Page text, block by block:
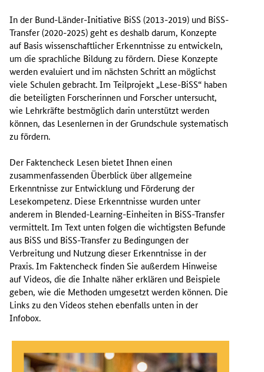
In der Bund-Länder-Initiative BiSS (2013-2019) und BiSS-
Transfer (2020-2025) geht es deshalb darum, Konzepte
auf Basis wissenschaftlicher Erkenntnisse zu entwickeln,
um die sprachliche Bildung zu fördern. Diese Konzepte
werden evaluiert und im nächsten Schritt an möglichst
viele Schulen gebracht. Im Teilprojekt „Lese-BiSS“ haben
die beteiligten Forscherinnen und Forscher untersucht,
wie Lehrkräfte bestmöglich darin unterstützt werden
können, das Lesenlernen in der Grundschule systematisch
zu fördern.
Der Faktencheck Lesen bietet Ihnen einen
zusammenfassenden Überblick über allgemeine
Erkenntnisse zur Entwicklung und Förderung der
Lesekompetenz. Diese Erkenntnisse wurden unter
anderem in Blended-Learning-Einheiten in BiSS-Transfer
vermittelt. Im Text unten folgen die wichtigsten Befunde
aus BiSS und BiSS-Transfer zu Bedingungen der
Verbreitung und Nutzung dieser Erkenntnisse in der
Praxis. Im Faktencheck finden Sie außerdem Hinweise
auf Videos, die die Inhalte näher erklären und Beispiele
geben, wie die Methoden umgesetzt werden können. Die
Links zu den Videos stehen ebenfalls unten in der
Infobox.